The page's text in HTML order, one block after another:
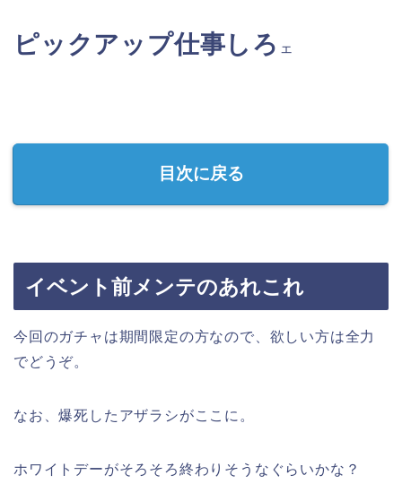
ピックアップ仕事しろ ェ
目次に戻る
イベント前メンテのあれこれ
今回のガチャは期間限定の方なので、欲しい方は全力
でどうぞ。
なお、爆死したアザラシがここに。
ホワイトデーがそろそろ終わりそうなぐらいかな？